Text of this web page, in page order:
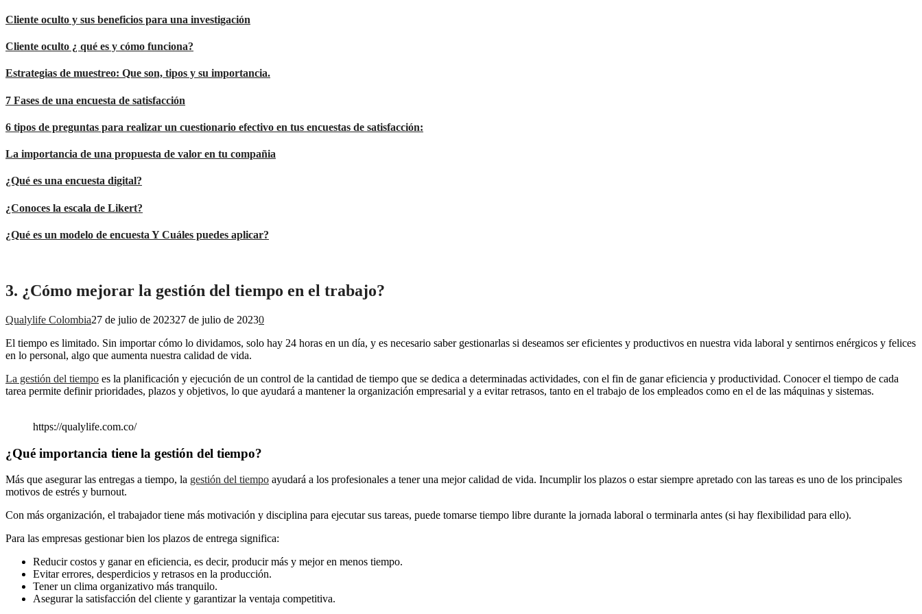
Cliente oculto y sus beneficios para una investigación
Cliente oculto ¿ qué es y cómo funciona?
Estrategias de muestreo: Que son, tipos y su importancia.
7 Fases de una encuesta de satisfacción
6 tipos de preguntas para realizar un cuestionario efectivo en tus encuestas de satisfacción:
La importancia de una propuesta de valor en tu compañia
¿Qué es una encuesta digital?
¿Conoces la escala de Likert?
¿Qué es un modelo de encuesta Y Cuáles puedes aplicar?
3. ¿Cómo mejorar la gestión del tiempo en el trabajo?
Qualylife Colombia27 de julio de 202327 de julio de 20230
El tiempo es limitado. Sin importar cómo lo dividamos, solo hay 24 horas en un día, y es necesario saber gestionarlas si deseamos ser eficientes y productivos en nuestra vida laboral y sentirnos enérgicos y felices
en lo personal, algo que aumenta nuestra calidad de vida.
La gestión del tiempo es la planificación y ejecución de un control de la cantidad de tiempo que se dedica a determinadas actividades, con el fin de ganar eficiencia y productividad. Conocer el tiempo de cada
tarea permite definir prioridades, plazos y objetivos, lo que ayudará a mantener la organización empresarial y a evitar retrasos, tanto en el trabajo de los empleados como en el de las máquinas y sistemas.
https://qualylife.com.co/
¿Qué importancia tiene la gestión del tiempo?
Más que asegurar las entregas a tiempo, la gestión del tiempo ayudará a los profesionales a tener una mejor calidad de vida. Incumplir los plazos o estar siempre apretado con las tareas es uno de los principales
motivos de estrés y burnout.
Con más organización, el trabajador tiene más motivación y disciplina para ejecutar sus tareas, puede tomarse tiempo libre durante la jornada laboral o terminarla antes (si hay flexibilidad para ello).
Para las empresas gestionar bien los plazos de entrega significa:
Reducir costos y ganar en eficiencia, es decir, producir más y mejor en menos tiempo.
Evitar errores, desperdicios y retrasos en la producción.
Tener un clima organizativo más tranquilo.
Asegurar la satisfacción del cliente y garantizar la ventaja competitiva.